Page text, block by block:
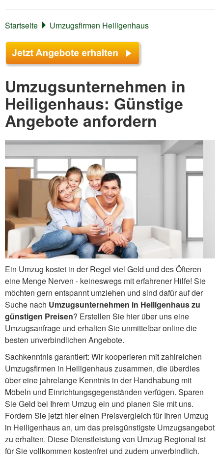
Startseite Umzugsfirmen Heiligenhaus
Umzugsunternehmen in
Heiligenhaus: Günstige
Angebote anfordern
Ein Umzug kostet in der Regel viel Geld und des Öfteren
eine Menge Nerven - keineswegs mit erfahrener Hilfe! Sie
möchten gern entspannt umziehen und sind dafür auf der
Suche nach Umzugsunternehmen in Heiligenhaus zu
günstigen Preisen? Erstellen Sie hier über uns eine
Umzugsanfrage und erhalten Sie unmittelbar online die
besten unverbindlichen Angebote.
Sachkenntnis garantiert: Wir kooperieren mit zahlreichen
Umzugsfirmen in Heiligenhaus zusammen, die überdies
über eine jahrelange Kenntnis in der Handhabung mit
Möbeln und Einrichtungsgegenständen verfügen. Sparen
Sie Geld bei Ihrem Umzug ein und planen Sie mit uns.
Fordern Sie jetzt hier einen Preisvergleich für Ihren Umzug
in Heiligenhaus an, um das preisgünstigste Umzugsangebot
zu erhalten. Diese Dienstleistung von Umzug Regional ist
für Sie vollkommen kostenfrei und zudem unverbindlich.